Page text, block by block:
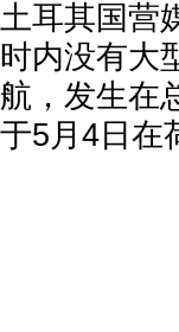
土耳其国营
时内没有大
航，发生在
于5月4日在